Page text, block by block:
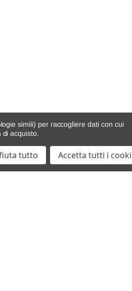
simili) per raccogliere dati con cui
di acquisto.
tutto Accetta tutti i